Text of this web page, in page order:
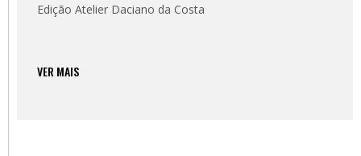
Edição Atelier Daciano da Costa
VER MAIS